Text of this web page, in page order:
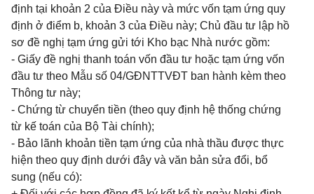
định tại khoản 2 của Điều này và mức vốn tạm ứng quy
định ở điểm b, khoản 3 của Điều này; Chủ đầu tư lập hồ
sơ đề nghị tạm ứng gửi tới Kho bạc Nhà nước gồm:
- Giấy đề nghị thanh toán vốn đầu tư hoặc tạm ứng vốn
đầu tư theo Mẫu số 04/GĐNTTVĐT ban hành kèm theo
Thông tư này;
- Chứng từ chuyển tiền (theo quy định hệ thống chứng
từ kế toán của Bộ Tài chính);
- Bảo lãnh khoản tiền tạm ứng của nhà thầu được thực
hiện theo quy định dưới đây và văn bản sửa đổi, bổ
sung (nếu có):